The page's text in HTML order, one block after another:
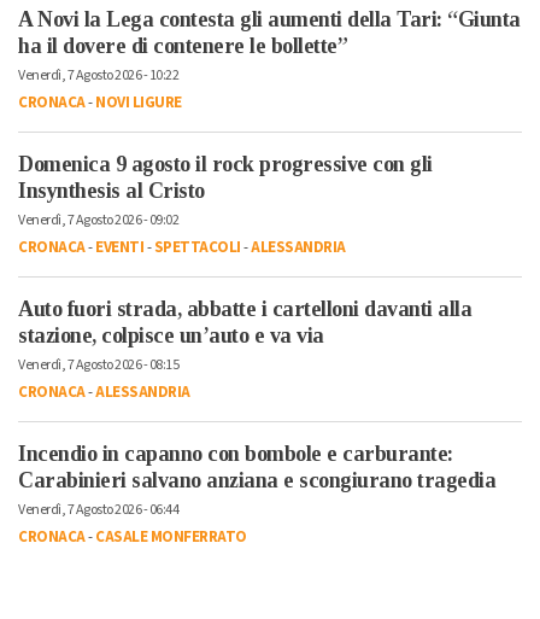
A Novi la Lega contesta gli aumenti della Tari: “Giunta
ha il dovere di contenere le bollette”
Venerdì, 7 Agosto 2026 - 10:22
CRONACA-NOVI LIGURE
Domenica 9 agosto il rock progressive con gli
Insynthesis al Cristo
Venerdì, 7 Agosto 2026 - 09:02
CRONACA-EVENTI-SPETTACOLI-ALESSANDRIA
Auto fuori strada, abbatte i cartelloni davanti alla
stazione, colpisce un’auto e va via
Venerdì, 7 Agosto 2026 - 08:15
CRONACA-ALESSANDRIA
Incendio in capanno con bombole e carburante:
Carabinieri salvano anziana e scongiurano tragedia
Venerdì, 7 Agosto 2026 - 06:44
CRONACA-CASALE MONFERRATO